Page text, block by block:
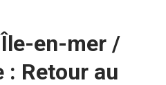
en-mer /
: Retour au